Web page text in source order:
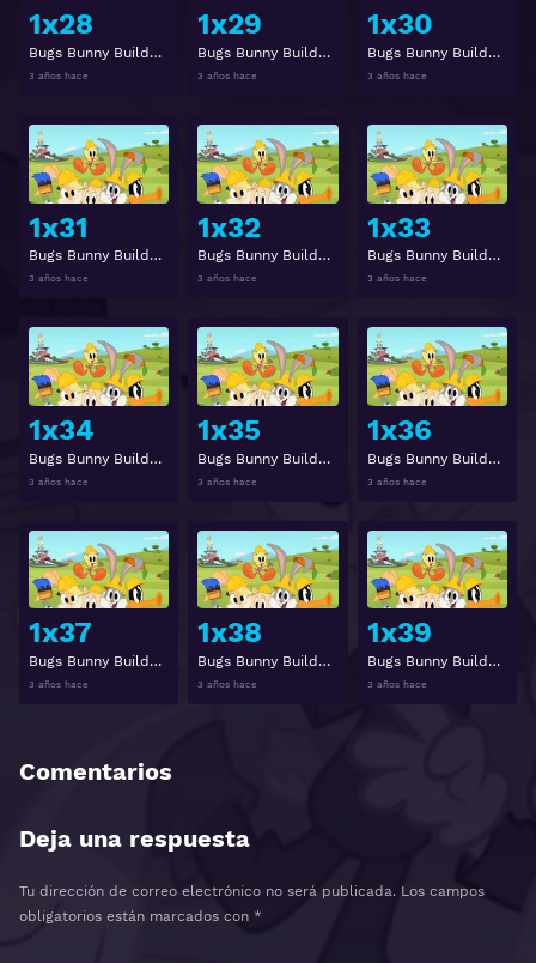
1x28
Bugs Bunny Builders Temporada 1 Capitulo 28
3 años hace
1x29
Bugs Bunny Builders Temporada 1 Capitulo 29
3 años hace
1x30
Bugs Bunny Builders Temporada 1 Capitulo 30
3 años hace
1x31
Bugs Bunny Builders Temporada 1 Capitulo 31
3 años hace
Ver
1x32
Bugs Bunny Builders Temporada 1 Capitulo 32
3 años hace
Ver
1x33
Bugs Bunny Builders Temporada 1 Capitulo 33
3 años hace
1x34
Bugs Bunny Builders Temporada 1 Capitulo 34
3 años hace
Ver
1x35
Bugs Bunny Builders Temporada 1 Capitulo 35
3 años hace
Ver
1x36
Bugs Bunny Builders Temporada 1 Capitulo 36
3 años hace
1x37
Bugs Bunny Builders Temporada 1 Capitulo 37
3 años hace
Ver
1x38
Bugs Bunny Builders Temporada 1 Capitulo 38
3 años hace
Ver
1x39
Bugs Bunny Builders Temporada 1 Capitulo 39
3 años hace
Comentarios
Deja una respuesta
Tu dirección de correo electrónico no será publicada. Los campos
obligatorios están marcados con *